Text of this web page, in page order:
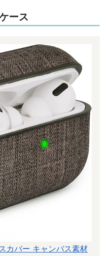
ース
カバー キャンバス素材